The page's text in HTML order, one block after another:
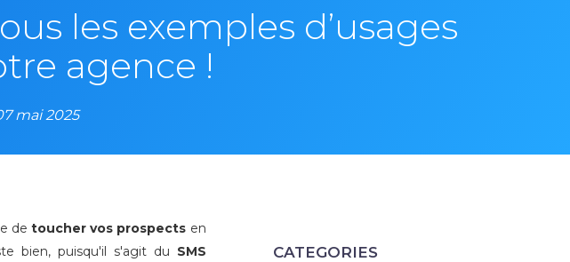
les exemples d’usages
agence !
mai 2025
detoucher vos prospects en
bien, puisqu'il s'agit du SMS
CATEGORIES